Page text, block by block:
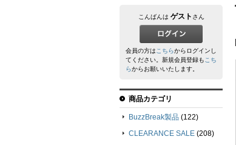
こんばんは ゲスト さん
会員の方はこちらからログインし
てください。新規会員登録もこち
らからお願いいたします。
商品カテゴリ
BuzzBreak製品 (122)
CLEARANCE SALE (208)